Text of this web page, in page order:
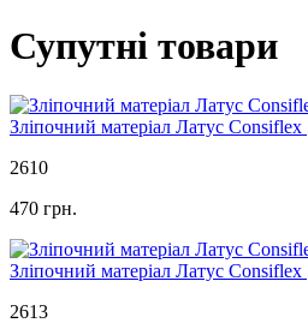
Супутні товари
Зліпочний матеріал Латус
2610
470 грн.
Зліпочний матеріал Латус
2613